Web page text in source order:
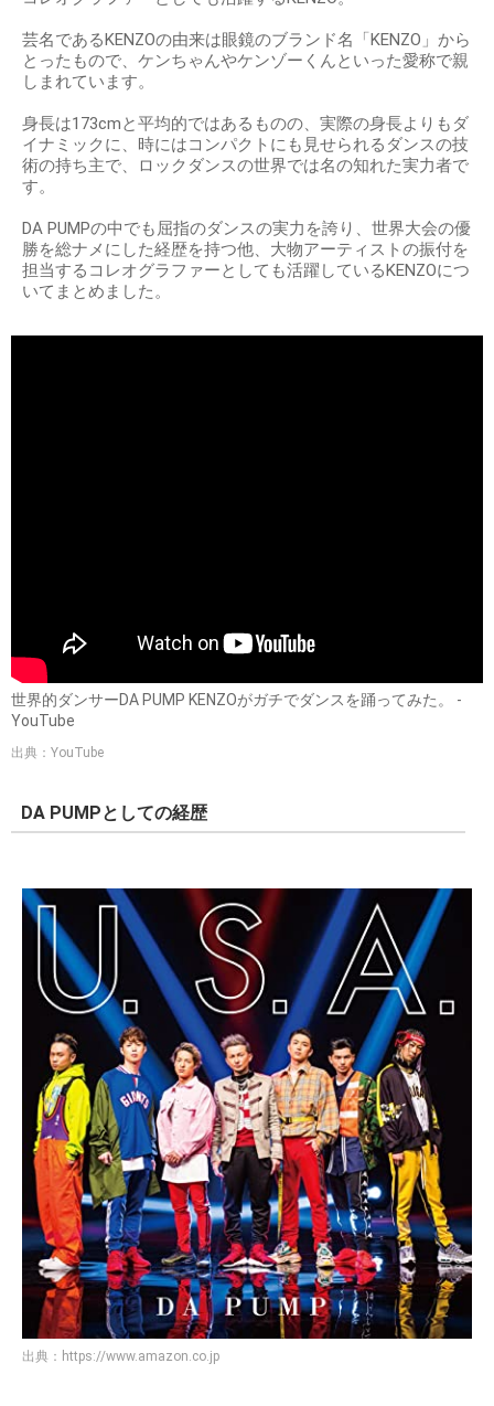
芸名であるKENZOの由来は眼鏡のブランド名「KENZO」から
とったもので、ケンちゃんやケンゾーくんといった愛称で親
しまれています。
身長は173cmと平均的ではあるものの、実際の身長よりもダ
イナミックに、時にはコンパクトにも見せられるダンスの技
術の持ち主で、ロックダンスの世界では名の知れた実力者で
す。
DA PUMPの中でも屈指のダンスの実力を誇り、世界大会の優
勝を総ナメにした経歴を持つ他、大物アーティストの振付を
担当するコレオグラファーとしても活躍しているKENZOにつ
いてまとめました。
世界的ダンサーDA PUMP KENZOがガチでダンスを踊ってみた。 -
YouTube
出典：YouTube
DA PUMPとしての経歴
出典： https://www.amazon.co.jp